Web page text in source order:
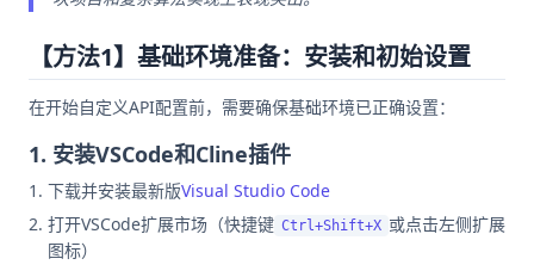
【方法1】基础环境准备：安装和初始设置
在开始自定义API配置前，需要确保基础环境已正确设置：
1. 安装VSCode和Cline插件
下载并安装最新版Visual Studio Code
打开VSCode扩展市场（快捷键 Ctrl+Shift+X 或点击左侧扩展
图标）